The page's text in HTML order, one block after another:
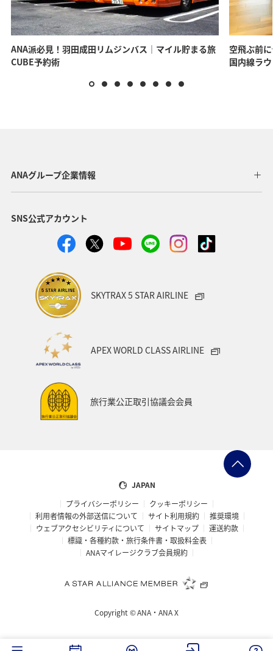
ANA派必見！羽田成田リムジンバス｜マイル貯まる旅
CUBE予約術
空飛ぶ前
国内線ラ
ANAグループ企業情報
SNS公式アカウント
SKYTRAX 5 STAR AIRLINE
APEX WORLD CLASS AIRLINE
旅行業公正取引協議会会員
JAPAN
プライバシーポリシー
クッキーポリシー
利用者情報の外部送信について
サイト利用規約
推奨環境
ウェブアクセシビリティについて
サイトマップ
運送約款
標識・各種約款・旅行条件書・取扱料金表
ANAマイレージクラブ会員規約
Copyright ©ANA・ANA X